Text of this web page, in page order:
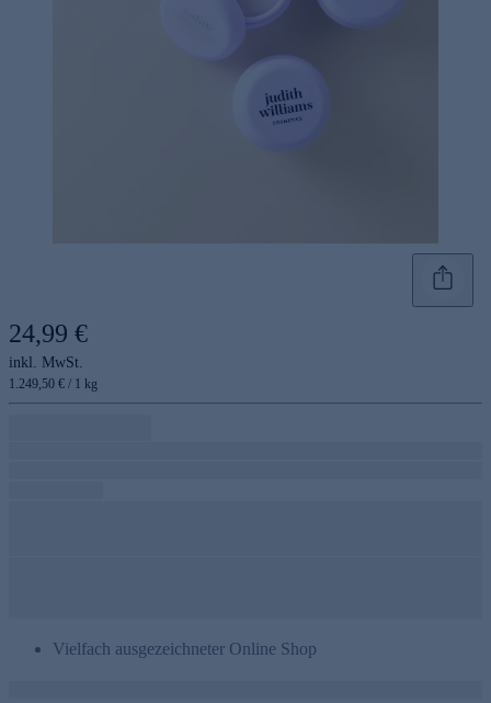
24,99 €
inkl. MwSt.
1.249,50 € / 1 kg
Vielfach ausgezeichneter Online Shop